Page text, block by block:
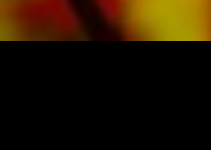
de gastos de envío. Ordene sus
ahora directamente de Obrasso